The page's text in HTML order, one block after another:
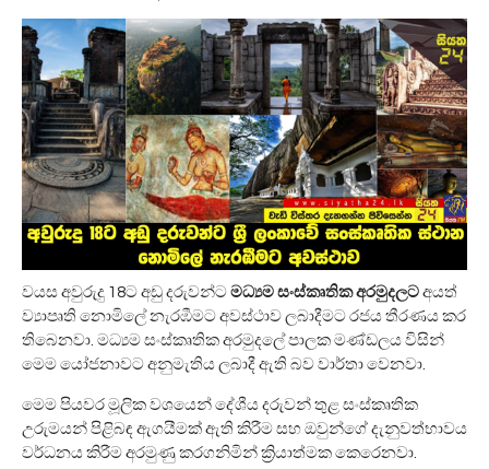
වයස අවුරුදු 18ට අඩු දරුවන්ට මධ්‍යම සංස්කෘතික අරමුදලට අයත්
ව්‍යාපෘති නොමිලේ නැරඹීමට අවස්ථාව ලබාදීමට රජය තීරණය කර
තිබෙනවා. මධ්‍යම සංස්කෘතික අරමුදලේ පාලක මණ්ඩලය විසින්
මෙම යෝජනාවට අනුමැතිය ලබාදී ඇති බව වාර්තා වෙනවා.
මෙම පියවර මූලික වශයෙන් දේශීය දරුවන් තුළ සංස්කෘතික
උරුමයන් පිළිබඳ ඇගයීමක් ඇති කිරීම සහ ඔවුන්ගේ දැනුවත්භාවය
වර්ධනය කිරීම අරමුණු කරගනිමින් ක්‍රියාත්මක කෙරෙනවා.